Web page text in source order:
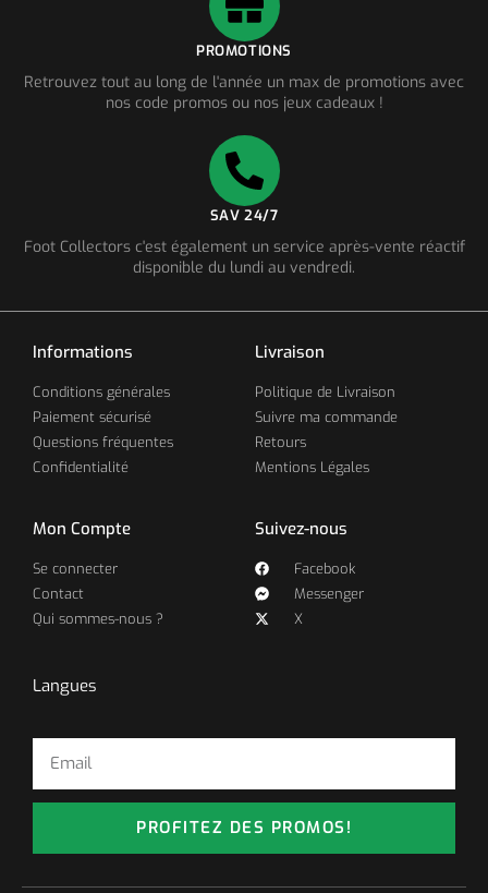
PROMOTIONS
Retrouvez tout au long de l'année un max de promotions avec
nos code promos ou nos jeux cadeaux !
SAV 24/7
Foot Collectors c'est également un service après-vente réactif
disponible du lundi au vendredi.
Informations
Conditions générales
Paiement sécurisé
Questions fréquentes
Confidentialité
Livraison
Politique de Livraison
Suivre ma commande
Retours
Mentions Légales
Mon Compte
Se connecter
Contact
Qui sommes-nous ?
Suivez-nous
Facebook
Messenger
X
Langues
PROFITEZ DES PROMOS!